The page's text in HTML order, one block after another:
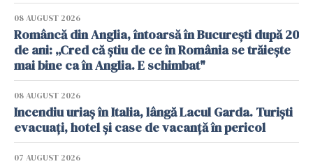
08 AUGUST 2026
Româncă din Anglia, întoarsă în București după 20
de ani: „Cred că știu de ce în România se trăiește
mai bine ca în Anglia. E schimbat"
08 AUGUST 2026
Incendiu uriaș în Italia, lângă Lacul Garda. Turiști
evacuați, hotel și case de vacanță în pericol
07 AUGUST 2026